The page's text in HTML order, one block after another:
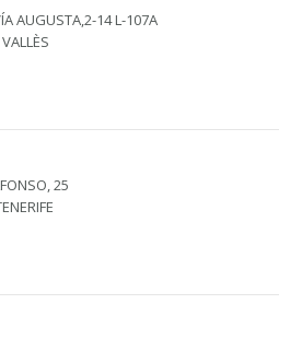
AUGUSTA,2-14 L-107A
25